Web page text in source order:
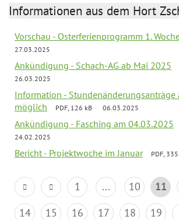
Informationen aus dem Hort
Vorschau - Osterferienprogramm 1.
27.03.2025
Ankündigung - Schach-AG ab Mai 2025
26.03.2025
Information -
möglich
PDF, 126 kB 06.03.2025
Ankündigung - Fasching am 04.03.2025
24.02.2025
Bericht - Projektwoche im Januar PDF,
1 ... 10 11
14
15 16 17 18 19